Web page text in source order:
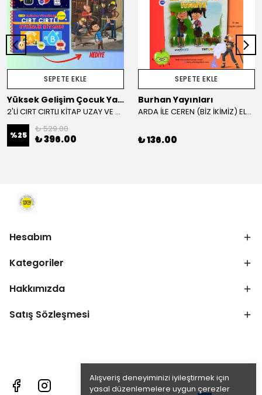
Alışveriş deneyiminizi iyileştirmek için
yasal düzenlemelere uygun çerezler
SEPETE EKLE
Yüksek Gelişim Çocuk Yayınları
2'Lİ CIRT CIRTLI KİTAP UZAY VE SAĞLIKLI VİTAMİNLER KAMPANYA
%25
₺ 529.00
₺ 396.00
SEPETE EKLE
Burhan Yayınları
ARDA İLE CEREN (BİZ İKİMİZ) ELMA AĞACI VE İTFAİYE HİKAYE KİTABI
₺ 136.00
Hesabım
Kategoriler
Hakkımızda
Satış Sözleşmesi